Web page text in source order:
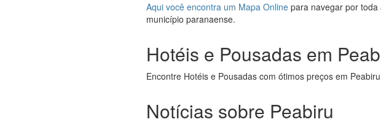
Aqui você encontra um Mapa Online para navegar por
município paranaense.
Hotéis e Pousadas em
Encontre Hotéis e Pousadas com ótimos preços em
Notícias sobre Peabiru